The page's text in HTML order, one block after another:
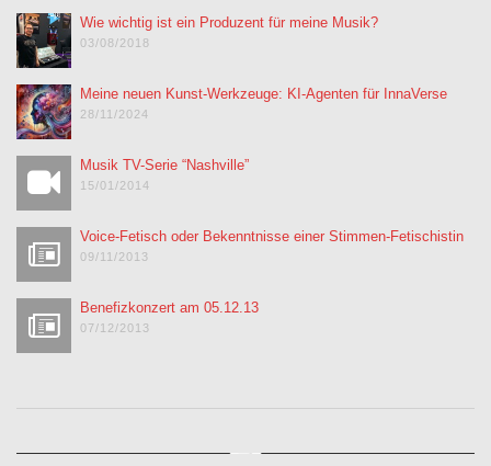
Wie wichtig ist ein Produzent für meine Musik?
03/08/2018
Meine neuen Kunst-Werkzeuge: KI-Agenten für InnaVerse
28/11/2024
Musik TV-Serie “Nashville”
15/01/2014
Voice-Fetisch oder Bekenntnisse einer Stimmen-Fetischistin
09/11/2013
Benefizkonzert am 05.12.13
07/12/2013